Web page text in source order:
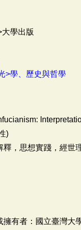
學出版
>學、歷史與哲學
)
釋，思想實踐，經世
擁有者：國立臺灣大